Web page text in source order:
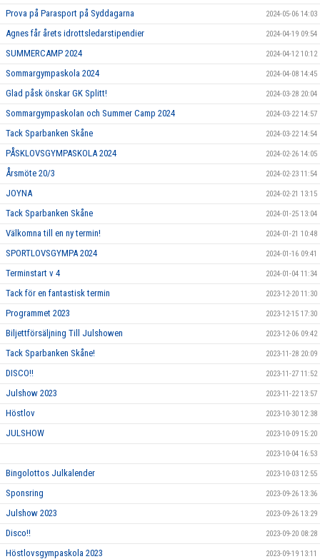
Prova på Parasport på Syddagarna 2024-05-06 14:03
Agnes får årets idrottsledarstipendier 2024-04-19 09:54
SUMMERCAMP 2024 2024-04-12 10:12
Sommargympaskola 2024 2024-04-08 14:45
Glad påsk önskar GK Splitt! 2024-03-28 20:04
Sommargympaskolan och Summer Camp 2024 2024-03-22 14:57
Tack Sparbanken Skåne 2024-03-22 14:54
PÅSKLOVSGYMPASKOLA 2024 2024-02-26 14:05
Årsmöte 20/3 2024-02-23 11:54
JOYNA 2024-02-21 13:15
Tack Sparbanken Skåne 2024-01-25 13:04
Välkomna till en ny termin! 2024-01-21 10:48
SPORTLOVSGYMPA 2024 2024-01-16 09:41
Terminstart v 4 2024-01-04 11:34
Tack för en fantastisk termin 2023-12-20 11:30
Programmet 2023 2023-12-15 17:30
Biljettförsäljning Till Julshowen 2023-12-06 09:42
Tack Sparbanken Skåne! 2023-11-28 20:09
DISCO!! 2023-11-27 11:52
Julshow 2023 2023-11-22 13:57
Höstlov 2023-10-30 12:38
JULSHOW 2023-10-09 15:20
2023-10-04 16:53
Bingolottos Julkalender 2023-10-03 12:55
Sponsring 2023-09-26 13:36
Julshow 2023 2023-09-26 13:29
Disco!! 2023-09-20 08:28
Höstlovsgympaskola 2023 2023-09-19 13:11